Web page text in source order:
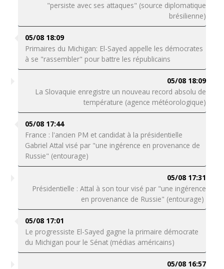
"persiste avec ses attaques" (source diplomatique
brésilienne)
05/08 18:09
Primaires du Michigan: El-Sayed appelle les démocrates
à se "rassembler" pour battre les républicains
05/08 18:09
La Slovaquie enregistre un nouveau record absolu de
température (agence météorologique)
05/08 17:44
France : l'ancien PM et candidat à la présidentielle
Gabriel Attal visé par "une ingérence en provenance de
Russie" (entourage)
05/08 17:31
Présidentielle : Attal à son tour visé par "une ingérence
en provenance de Russie" (entourage)
05/08 17:01
Le progressiste El-Sayed gagne la primaire démocrate
du Michigan pour le Sénat (médias américains)
05/08 16:57